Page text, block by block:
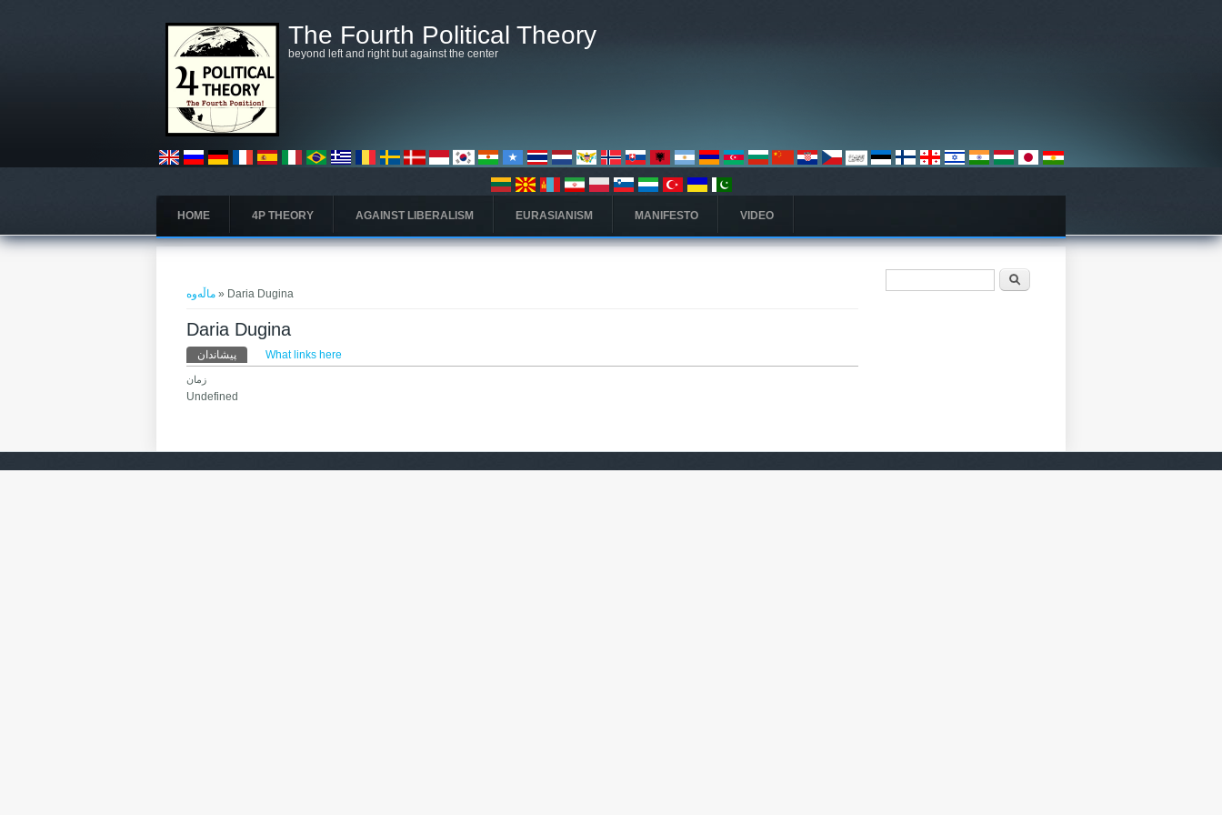
The Fourth Political Theory
beyond left and right but against the center
HOME 4P THEORY AGAINST LIBERALISM EURASIANISM MANIFESTO VIDEO
تۆ لێرەیت
ماڵەوە » Daria Dugina
Daria Dugina
Primary tabs
پیشاندان (active tab)What links here
زمان
Undefined
فۆرمی گەڕان